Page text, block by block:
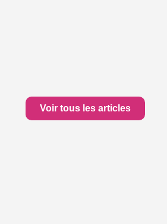
Voir tous les articles